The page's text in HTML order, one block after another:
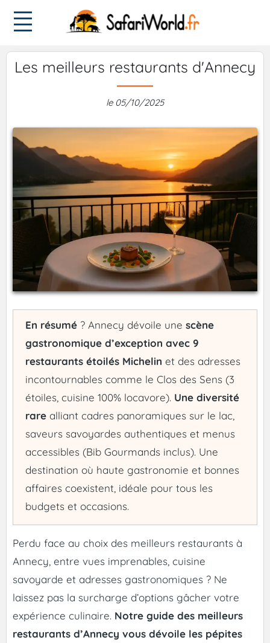
Les meilleurs restaurants d'Annecy
le 05/10/2025
En résumé ? Annecy dévoile une scène
gastronomique d’exception avec 9
restaurants étoilés Michelin et des adresses
incontournables comme le Clos des Sens (3
étoiles, cuisine 100% locavore). Une diversité
rare alliant cadres panoramiques sur le lac,
saveurs savoyardes authentiques et menus
accessibles (Bib Gourmands inclus). Une
destination où haute gastronomie et bonnes
affaires coexistent, idéale pour tous les
budgets et occasions.
Perdu face au choix des meilleurs restaurants à
Annecy, entre vues imprenables, cuisine
savoyarde et adresses gastronomiques ? Ne
laissez pas la surcharge d’options gâcher votre
expérience culinaire. Notre guide des meilleurs
restaurants d’Annecy vous dévoile les pépites